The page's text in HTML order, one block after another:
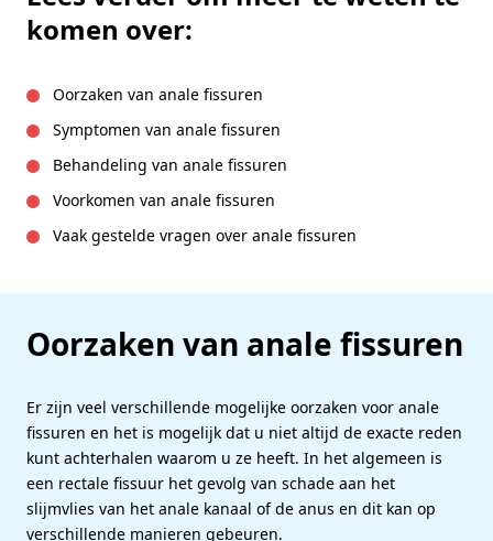
komen over:
Oorzaken van anale fissuren
Symptomen van anale fissuren
Behandeling van anale fissuren
Voorkomen van anale fissuren
Vaak gestelde vragen over anale fissuren
Oorzaken van anale fissuren
Er zijn veel verschillende mogelijke oorzaken voor anale
fissuren en het is mogelijk dat u niet altijd de exacte reden
kunt achterhalen waarom u ze heeft. In het algemeen is
een rectale fissuur het gevolg van schade aan het
slijmvlies van het anale kanaal of de anus en dit kan op
verschillende manieren gebeuren.